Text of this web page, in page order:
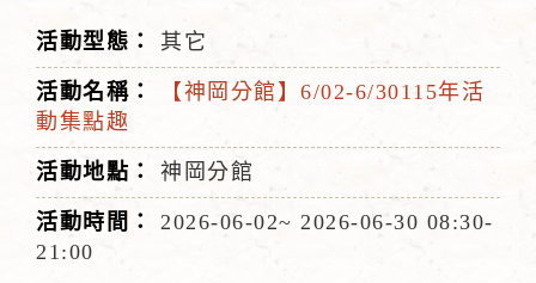
其它
【神岡分館】6/02-6/30115年活
動集點趣
神岡分館
2026-06-02~ 2026-06-30 08:30-
21:00